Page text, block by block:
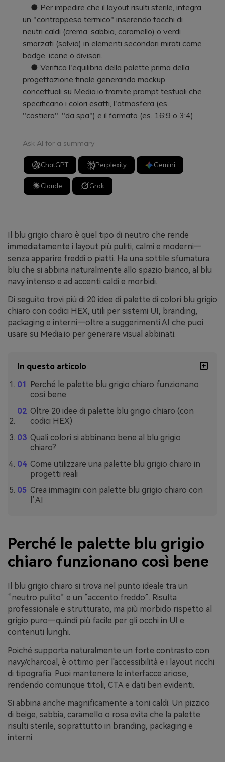
● Per impedire che il layout risulti sterile, integra
un "contrappeso termico" inserendo tocchi di
neutri caldi (crema, sabbia, caramello) o verdi
smorzati (salvia) in elementi secondari mirati come
badge, icone o divisori.
● Verifica l'equilibrio della palette prima della
progettazione finale generando mockup
concettuali su Media.io tramite prompt testuali che
specificano i colori esatti, l'atmosfera (es.
"costiero", "da spa") e il formato (es. 16:9 o 3:4).
Ask AI for a summary
ChatGPT Perplexity Gemini
Claude Grok
Il blu grigio chiaro è quel tipo di neutro che rende
immediatamente i layout più puliti, calmi e moderni—
senza apparire freddi o piatti. Ha una sottile sfumatura
blu che si abbina naturalmente allo spazio bianco, al blu
navy intenso e ad accenti caldi e morbidi.
Di seguito trovi più di 20 idee di palette di colori blu grigio
chiaro con codici HEX, utili per sistemi UI, branding,
packaging e interni—oltre a suggerimenti AI che puoi
usare su Media.io per generare visual abbinati.
In questo articolo
Perché le palette blu grigio chiaro funzionano
così bene
Oltre 20 idee di palette blu grigio chiaro (con
codici HEX)
Quali colori si abbinano bene al blu grigio
chiaro?
Come utilizzare una palette blu grigio chiaro in
progetti reali
Crea immagini con palette blu grigio chiaro con
l’AI
Perché le palette blu grigio
chiaro funzionano così bene
Il blu grigio chiaro si trova nel punto ideale tra un
“neutro pulito” e un “accento freddo”. Risulta
professionale e strutturato, ma più morbido rispetto al
grigio puro—quindi più facile per gli occhi in UI e
contenuti lunghi.
Poiché supporta naturalmente un forte contrasto con
navy/charcoal, è ottimo per l'accessibilità e i layout ricchi
di tipografia. Puoi mantenere le interfacce ariose,
rendendo comunque titoli, CTA e dati ben evidenti.
Si abbina anche magnificamente a toni caldi. Un pizzico
di beige, sabbia, caramello o rosa evita che la palette
risulti sterile, soprattutto in branding, packaging e
interni.